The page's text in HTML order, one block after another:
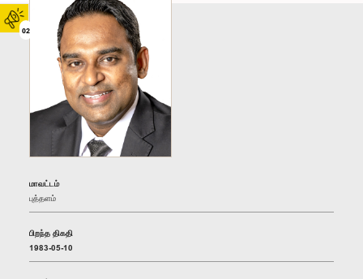
02
மாவட்டம்
புத்தளம்
பிறந்த திகதி
1983-05-10